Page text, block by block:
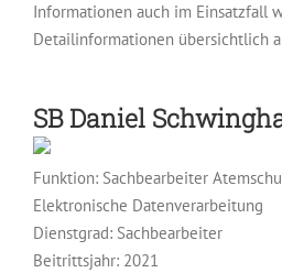
Informationen auch im Einsatzfall
Detailinformationen übersichtlich
SB Daniel
Funktion: Sachbearbeiter
Elektronische Datenverarbeitung
Dienstgrad: Sachbearbeiter
Beitrittsjahr: 2021